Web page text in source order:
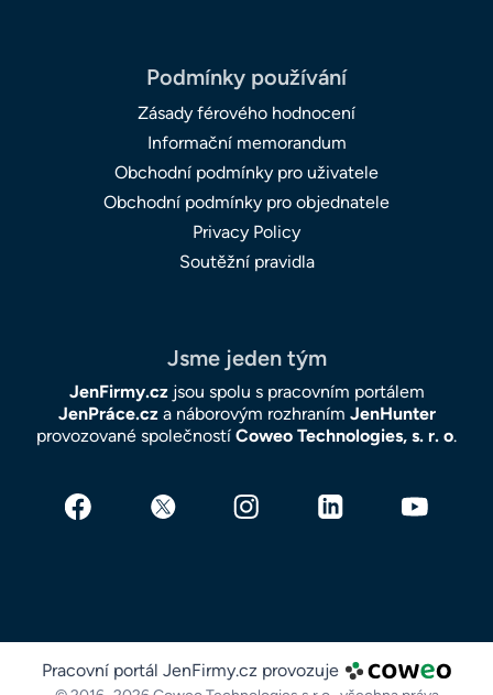
Podmínky používání
Zásady férového hodnocení
Informační memorandum
Obchodní podmínky pro uživatele
Obchodní podmínky pro objednatele
Privacy Policy
Soutěžní pravidla
Jsme jeden tým
JenFirmy.czjsou spolu s pracovním portálem
JenPráce.cza náborovým rozhraním JenHunter
provozované společností Coweo Technologies, s. r. o.
Pracovní portál JenFirmy.cz provozuje